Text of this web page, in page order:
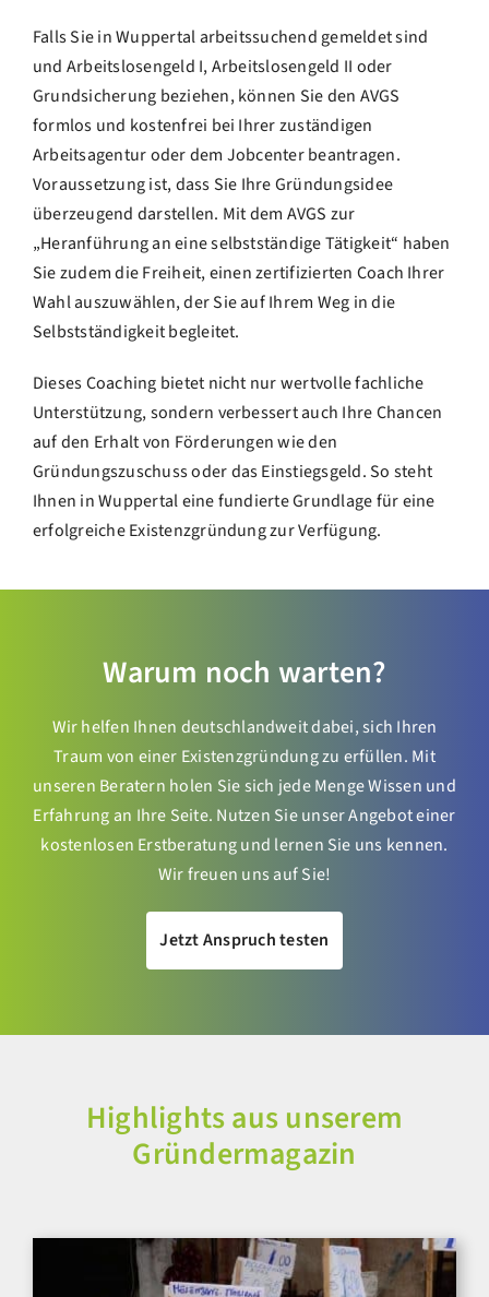
Falls Sie in Wuppertal arbeitssuchend gemeldet sind
und Arbeitslosengeld I, Arbeitslosengeld II oder
Grundsicherung beziehen, können Sie den AVGS
formlos und kostenfrei bei Ihrer zuständigen
Arbeitsagentur oder dem Jobcenter beantragen.
Voraussetzung ist, dass Sie Ihre Gründungsidee
überzeugend darstellen. Mit dem AVGS zur
„Heranführung an eine selbstständige Tätigkeit“ haben
Sie zudem die Freiheit, einen zertifizierten Coach Ihrer
Wahl auszuwählen, der Sie auf Ihrem Weg in die
Selbstständigkeit begleitet.
Dieses Coaching bietet nicht nur wertvolle fachliche
Unterstützung, sondern verbessert auch Ihre Chancen
auf den Erhalt von Förderungen wie den
Gründungszuschuss oder das Einstiegsgeld. So steht
Ihnen in Wuppertal eine fundierte Grundlage für eine
erfolgreiche Existenzgründung zur Verfügung.
Warum noch warten?
Wir helfen Ihnen deutschlandweit dabei, sich Ihren
Traum von einer Existenzgründung zu erfüllen. Mit
unseren Beratern holen Sie sich jede Menge Wissen und
Erfahrung an Ihre Seite. Nutzen Sie unser Angebot einer
kostenlosen Erstberatung und lernen Sie uns kennen.
Wir freuen uns auf Sie!
Jetzt Anspruch testen
Highlights aus unserem
Gründermagazin